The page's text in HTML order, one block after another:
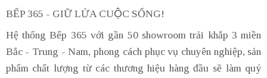
BẾP 365 - GIỮ LỬA CUỘC SỐNG!
Hệ thống Bếp 365 với gần 50 showroom trải khắp 3 miền
Bắc - Trung - Nam, phong cách phục vụ chuyên nghiệp, sản
phẩm chất lượng từ các thương hiệu hàng đầu sẽ làm quý